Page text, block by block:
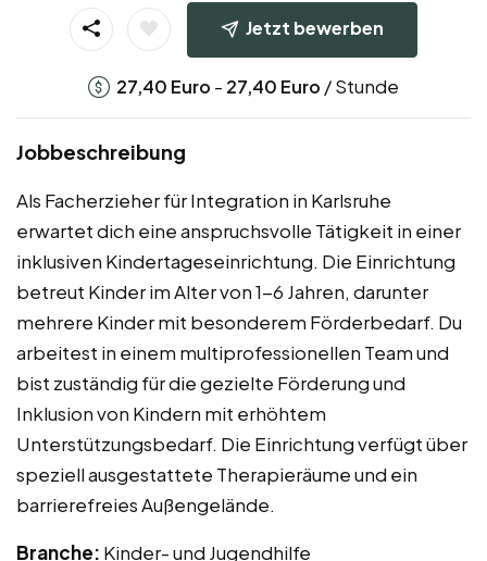
Jetzt bewerben
27,40 Euro - 27,40 Euro / Stunde
Jobbeschreibung
Als Facherzieher für Integration in Karlsruhe
erwartet dich eine anspruchsvolle Tätigkeit in einer
inklusiven Kindertageseinrichtung. Die Einrichtung
betreut Kinder im Alter von 1-6 Jahren, darunter
mehrere Kinder mit besonderem Förderbedarf. Du
arbeitest in einem multiprofessionellen Team und
bist zuständig für die gezielte Förderung und
Inklusion von Kindern mit erhöhtem
Unterstützungsbedarf. Die Einrichtung verfügt über
speziell ausgestattete Therapieräume und ein
barrierefreies Außengelände.
Branche: Kinder- und Jugendhilfe